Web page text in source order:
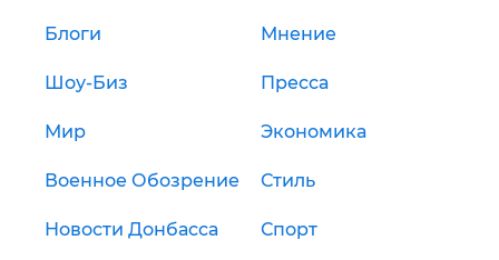
Блоги Мнение
Шоу-Биз Пресса
Мир Экономика
Военное Обозрение Стиль
Новости Донбасса Спорт